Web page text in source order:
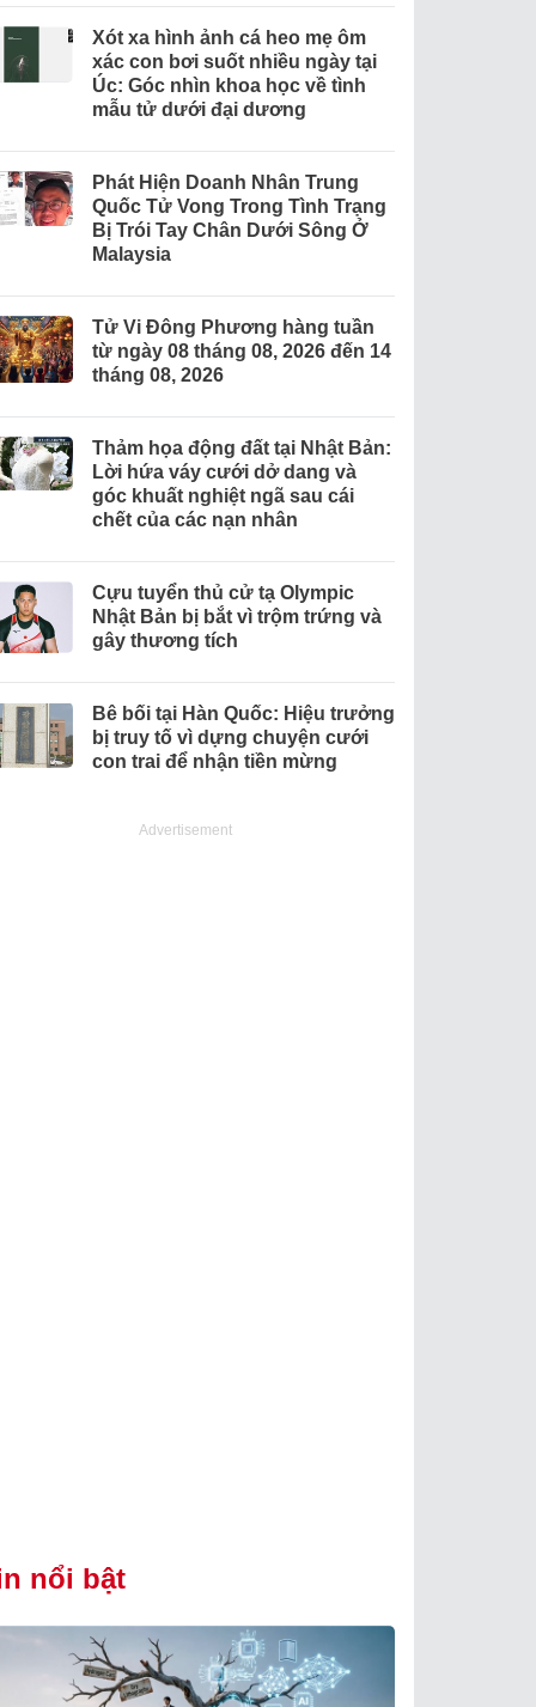
Xót xa hình ảnh cá heo mẹ ôm
xác con bơi suốt nhiều ngày tại
Úc: Góc nhìn khoa học về tình
mẫu tử dưới đại dương
Phát Hiện Doanh Nhân Trung
Quốc Tử Vong Trong Tình Trạng
Bị Trói Tay Chân Dưới Sông Ở
Malaysia
Tử Vi Đông Phương hàng tuần
từ ngày 08 tháng 08, 2026 đến 14
tháng 08, 2026
Thảm họa động đất tại Nhật Bản:
Lời hứa váy cưới dở dang và
góc khuất nghiệt ngã sau cái
chết của các nạn nhân
Cựu tuyển thủ cử tạ Olympic
Nhật Bản bị bắt vì trộm trứng và
gây thương tích
Bê bối tại Hàn Quốc: Hiệu trưởng
bị truy tố vì dựng chuyện cưới
con trai để nhận tiền mừng
Advertisement
nổi bật